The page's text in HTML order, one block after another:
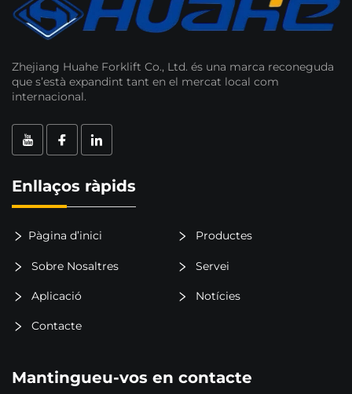
Zhejiang Huahe Forklift Co., Ltd. és una marca reconeguda
que s’està expandint tant en el mercat local com
internacional.
Enllaços ràpids
Pàgina d’inici Productes
Sobre Nosaltres Servei
Aplicació Notícies
Contacte
Mantingueu-vos en contacte